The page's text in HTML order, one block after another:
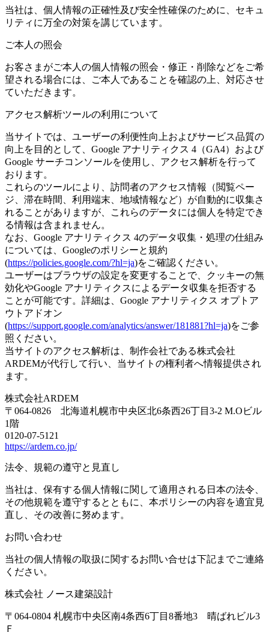
当社は、個人情報の正確性及び安全性確保のために、セキュ
リティに万全の対策を講じています。
ご本人の照会
お客さまがご本人の個人情報の照会・修正・削除などをご希
望される場合には、ご本人であることを確認の上、対応させ
ていただきます。
アクセス解析ツールの利用について
当サイトでは、ユーザーの利便性向上およびサービス品質の
向上を目的として、Google アナリティクス 4（GA4）および
Google サーチコンソールを使用し、アクセス解析を行って
おります。
これらのツールにより、訪問者のアクセス情報（閲覧ペー
ジ、滞在時間、利用端末、地域情報など）が自動的に収集さ
れることがありますが、これらのデータには個人を特定でき
る情報は含まれません。
なお、Google アナリティクス 4のデータ収集・処理の仕組み
については、Googleのポリシーと規約
(https://policies.google.com/?hl=ja)をご確認ください。
ユーザーはブラウザの設定を変更することで、クッキーの無
効化やGoogle アナリティクスによるデータ収集を拒否する
ことが可能です。詳細は、Google アナリティクス オプトア
ウトアドオン
(https://support.google.com/analytics/answer/181881?hl=ja)をご参
照ください。
当サイトのアクセス解析は、制作会社である株式会社
ARDEMが代行して行い、当サイトの権利者へ情報提供され
ます。
株式会社ARDEM
〒064-0826 北海道札幌市中央区北6条西26丁目3-2 M.Oビル
1階
0120-07-5121
https://ardem.co.jp/
法令、規範の遵守と見直し
当社は、保有する個人情報に関して適用される日本の法令、
その他規範を遵守するとともに、本ポリシーの内容を適宜見
直し、その改善に努めます。
お問い合わせ
当社の個人情報の取扱に関するお問い合せは下記までご連絡
ください。
株式会社 ノース建築設計
〒064-0804 札幌市中央区南4条西6丁目8番地3 晴ばれビル3
Ｆ